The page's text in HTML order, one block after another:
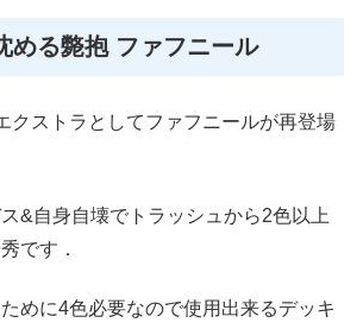
る斃抱 ファフニール
クストラとしてファフニールが再登場
&自身自壊でトラッシュから2色以上
です．
めに4色必要なので使用出来るデッキ